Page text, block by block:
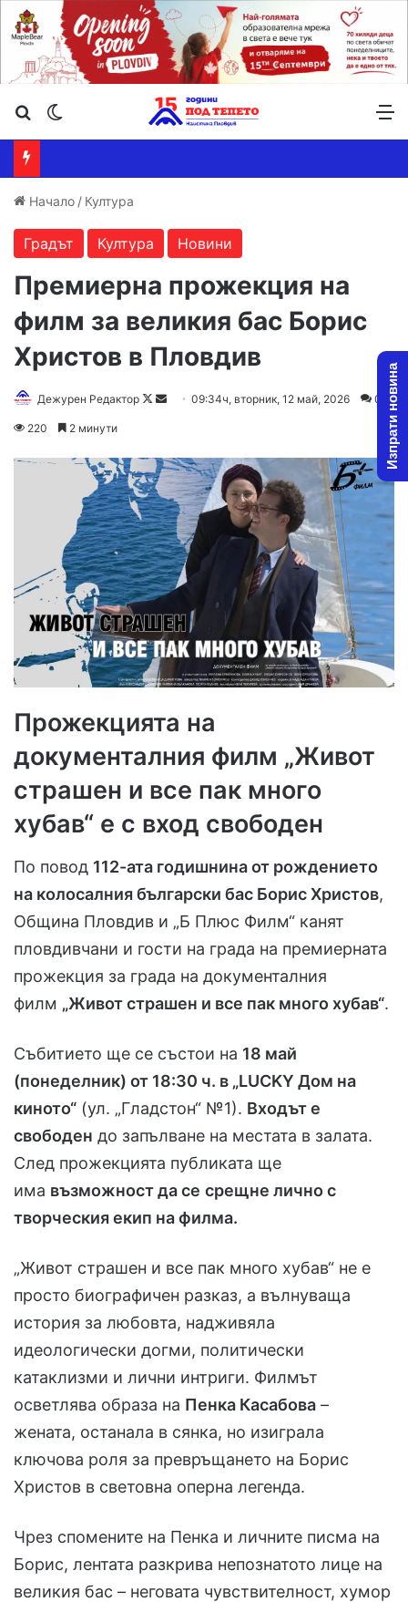
Търсене ...
Начало / Култура
Градът Култура Новини
Премиерна прожекция на
филм за великия бас Борис
Христов в Пловдив
Дежурен Редактор
Follow
Send09:34ч, вторник, 12 май, 2026 0
220 2 минути
Прожекцията на
документалния филм „Живот
страшен и все пак много
хубав“ е с вход свободен
По повод 112-ата годишнина от рождението
на колосалния български бас Борис Христов,
Община Пловдив и „Б Плюс Филм“ канят
пловдивчани и гости на града на премиерната
прожекция за града на документалния
филм „Живот страшен и все пак много хубав“.
Събитието ще се състои на 18 май
(понеделник) от 18:30 ч. в „LUCKY Дом на
киното“ (ул. „Гладстон“ №1). Входът е
свободен до запълване на местата в залата.
След прожекцията публиката ще
има възможност да се срещне лично с
творческия екип на филма.
„Живот страшен и все пак много хубав“ не е
просто биографичен разказ, а вълнуваща
история за любовта, надживяла
идеологически догми, политически
катаклизми и лични интриги. Филмът
осветлява образа на Пенка Касабова –
жената, останала в сянка, но изиграла
ключова роля за превръщането на Борис
Христов в световна оперна легенда.
Чрез спомените на Пенка и личните писма на
Борис, лентата разкрива непознатото лице на
великия бас – неговата чувствителност, хумор
Изпрати новина